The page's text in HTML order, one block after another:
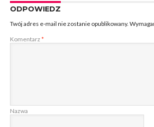
ODPOWIEDZ
Twój adres e-mail nie zostanie opublikowany.
Komentarz *
Nazwa